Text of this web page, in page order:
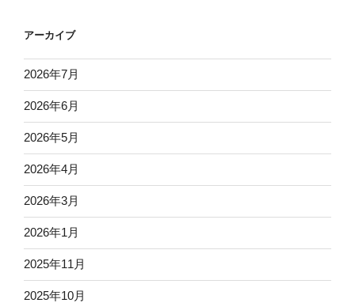
アーカイブ
2026年7月
2026年6月
2026年5月
2026年4月
2026年3月
2026年1月
2025年11月
2025年10月